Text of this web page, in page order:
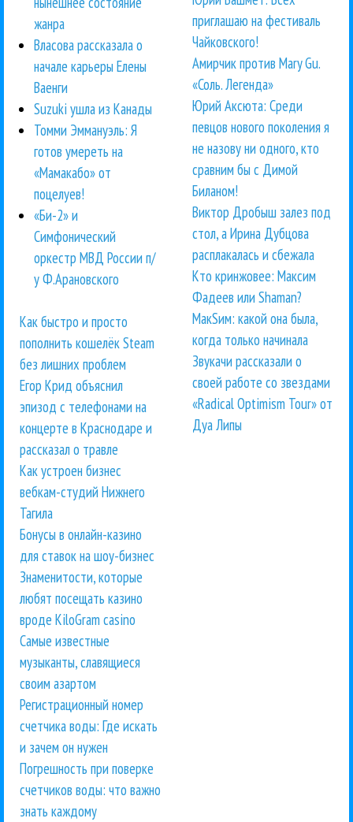
жанра
Власова рассказала о
начале карьеры Елены
Ваенги
Suzuki ушла из Канады
Томми Эммануэль: Я
готов умереть на
«Мамакабо» от
поцелуев!
«Би-2» и
Симфонический
оркестр МВД России п/
у Ф.Арановского
Как быстро и просто
пополнить кошелёк Steam
без лишних проблем
Егор Крид объяснил
эпизод с телефонами на
концерте в Краснодаре и
рассказал о травле
Как устроен бизнес
вебкам-студий Нижнего
Тагила
Бонусы в онлайн-казино
для ставок на шоу-бизнес
Знаменитости, которые
любят посещать казино
вроде KiloGram casino
Самые известные
музыканты, славящиеся
своим азартом
Регистрационный номер
счетчика воды: Где искать
и зачем он нужен
Погрешность при поверке
счетчиков воды: что важно
знать каждому
приглашаю на фестиваль
Чайковского!
Амирчик против Mary Gu.
«Соль. Легенда»
Юрий Аксюта: Среди
певцов нового поколения я
не назову ни одного, кто
сравним бы с Димой
Биланом!
Виктор Дробыш залез под
стол, а Ирина Дубцова
расплакалась и сбежала
Кто кринжовее: Максим
Фадеев или Shaman?
МакSим: какой она была,
когда только начинала
Звукачи рассказали о
своей работе со звездами
«Radical Optimism Tour» от
Дуа Липы